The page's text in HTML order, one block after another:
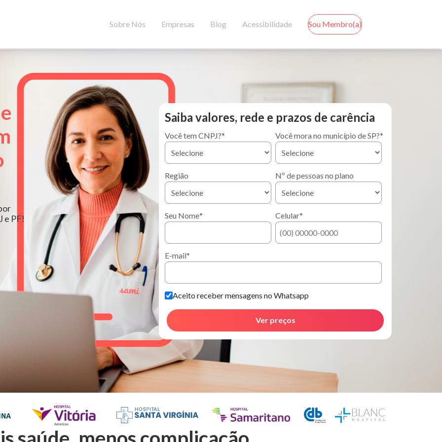
Sobre Nós Empresas Blog Acessibilidade Sou Membro(a)
e PF!
Saiba valores, rede e prazos de carência
Você tem CNPJ?* Você mora no município de SP?*
Região Nº de pessoas no plano
Seu Nome* Celular*
E-mail*
Aceito receber mensagens no Whatsapp